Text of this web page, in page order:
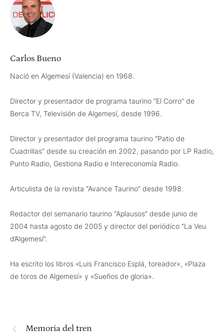
Carlos Bueno
Nació en Algemesí (Valencia) en 1968.
Director y presentador de programa taurino “El Corro” de
Berca TV, Televisión de Algemesí, desde 1996.
Director y presentador del programa taurino “Patio de
Cuadrillas” desde su creación en 2002, pasando por LP Radio,
Punto Radio, Gestiona Radio e Intereconomía Radio.
Articulista de la revista “Avance Taurino” desde 1998.
Redactor del semanario taurino “Aplausos” desde junio de
2004 hasta agosto de 2005 y director del periódico “La Veu
d’Algemesí”.
Ha escrito los libros «Luis Francisco Esplá, toreador», «Plaza
de toros de Algemesí» y «Sueños de gloria».
Memoria del tren